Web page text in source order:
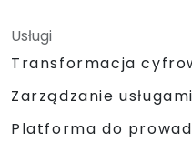
Usługi
Transformacja
Zarządzanie
Platforma do